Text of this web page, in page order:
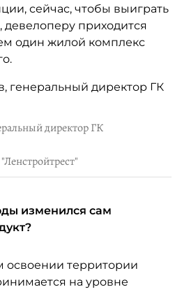
сейчас, чтобы выиграть
девелоперу приходится
один жилой комплекс
директор ГК
изменился сам
территории
на уровне